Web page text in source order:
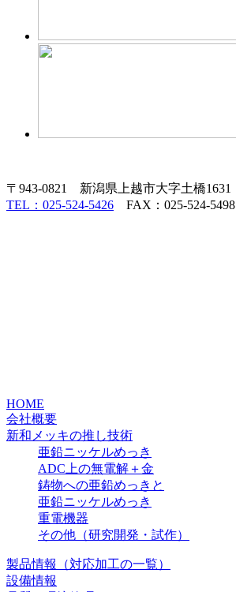
〒943-0821 新潟県上越市大字土橋1631
TEL：025-524-5426 FAX：025-524-5498
HOME
会社概要
新和メッキの推し技術
亜鉛ニッケルめっき
ADC上の無電解＋金
鋳物への亜鉛めっきと
亜鉛ニッケルめっき
重電機器
その他（研究開発・試作）
製品情報（対応加工の一覧）
設備情報